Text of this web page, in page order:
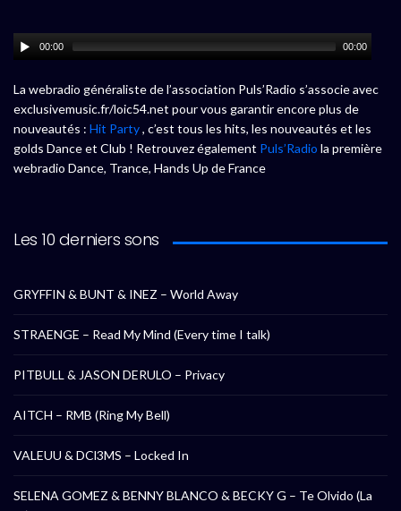
00:00 00:00
La webradio généraliste de l’association Puls’Radio s’associe avec
exclusivemusic.fr/loic54.net pour vous garantir encore plus de
nouveautés : Hit Party, c’est tous les hits, les nouveautés et les
golds Dance et Club ! Retrouvez également Puls’Radio la première
webradio Dance, Trance, Hands Up de France
Les 10 derniers sons
GRYFFIN & BUNT & INEZ – World Away
STRAENGE – Read My Mind (Every time I talk)
PITBULL & JASON DERULO – Privacy
AITCH – RMB (Ring My Bell)
VALEUU & DCl3MS – Locked In
SELENA GOMEZ & BENNY BLANCO & BECKY G – Te Olvido (La